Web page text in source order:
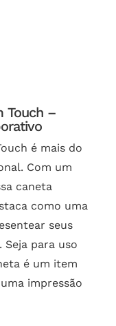
Touch –
é mais do
Com um
caneta
como uma
seus
para uso
é um item
impressão